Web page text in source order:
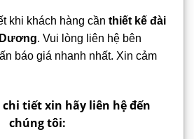
khi khách hàng cần thiết kế đài
. Vui lòng liên hệ bên
báo giá nhanh nhất. Xin cảm
tiết xin hãy liên hệ đến
chúng tôi: